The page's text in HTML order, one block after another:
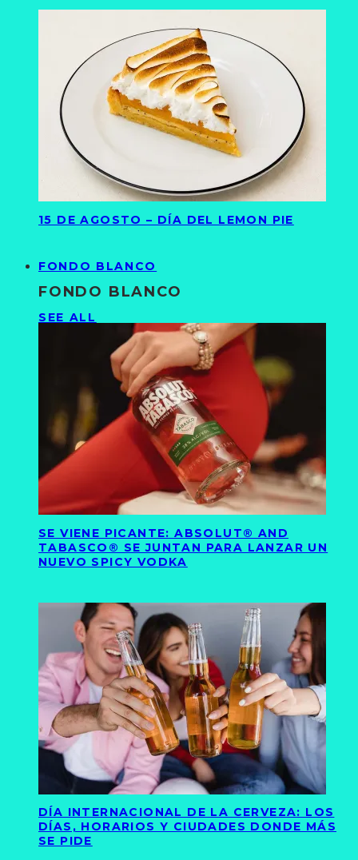
15 DE AGOSTO – DÍA DEL LEMON PIE
FONDO BLANCO
FONDO BLANCO
SEE ALL
SE VIENE PICANTE: ABSOLUT® AND
TABASCO® SE JUNTAN PARA LANZAR UN
NUEVO SPICY VODKA
DÍA INTERNACIONAL DE LA CERVEZA: LOS
DÍAS, HORARIOS Y CIUDADES DONDE MÁS
SE PIDE